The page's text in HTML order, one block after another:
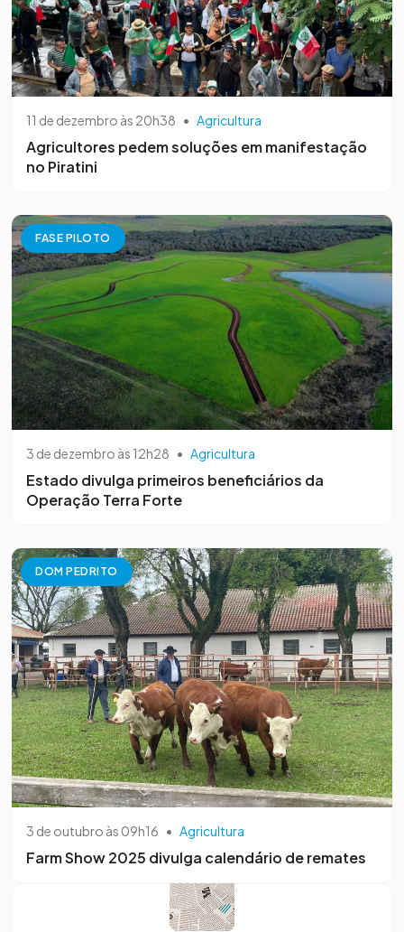
11 de dezembro às 20h38 • Agricultura
Agricultores pedem soluções em manifestação
no Piratini
FASE PILOTO
3 de dezembro às 12h28 • Agricultura
Estado divulga primeiros beneficiários da
Operação Terra Forte
DOM PEDRITO
3 de outubro às 09h16 • Agricultura
Farm Show 2025 divulga calendário de remates